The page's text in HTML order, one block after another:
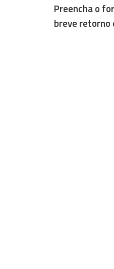
Preencha o
breve retorno